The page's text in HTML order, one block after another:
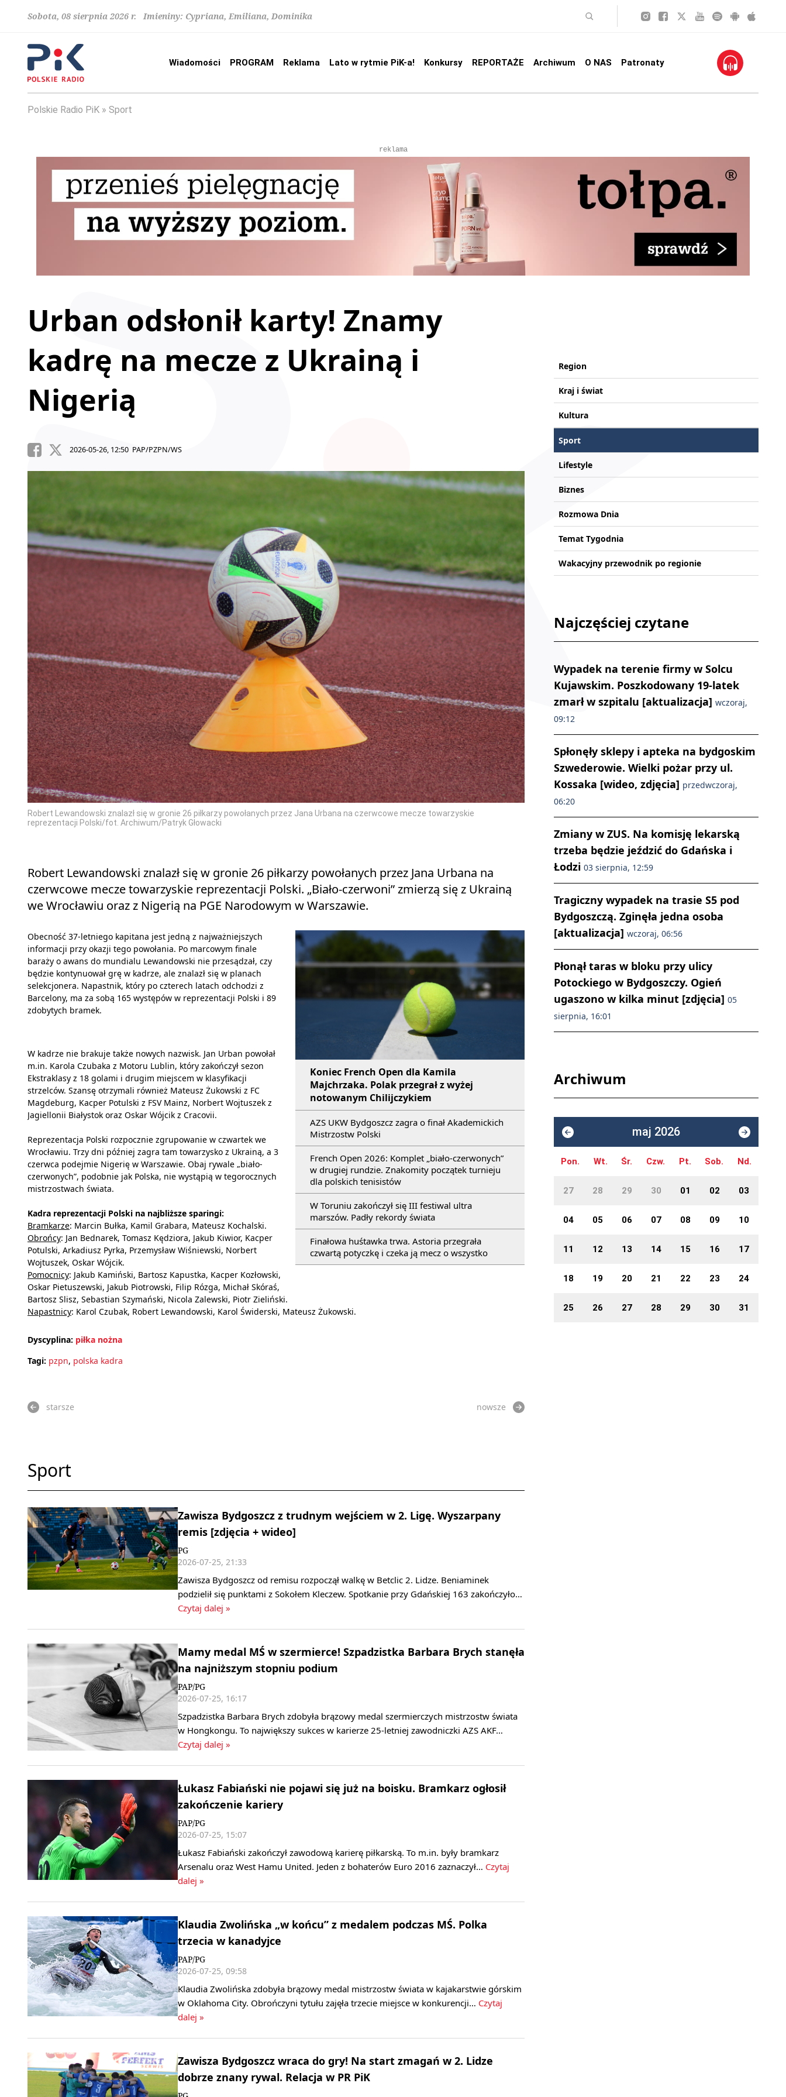
Sobota, 08 sierpnia 2026 r. Imieniny: Cypriana, Emiliana, Dominika
Wiadomości PROGRAM Reklama Lato w rytmie PiK-a! Konkursy REPORTAŻE Archiwum O NAS Patronaty
Polskie Radio PiK Sport
reklama
Urban odsłonił karty! Znamy
kadrę na mecze z Ukrainą i
Nigerią
2026-05-26, 12:50 PAP/PZPN/WS
Robert Lewandowski znalazł się w gronie 26 piłkarzy powołanych przez Jana Urbana na czerwcowe mecze towarzyskie
reprezentacji Polski/fot. Archiwum/Patryk Głowacki
Robert Lewandowski znalazł się w gronie 26 piłkarzy powołanych przez Jana Urbana na
czerwcowe mecze towarzyskie reprezentacji Polski. „Biało-czerwoni” zmierzą się z Ukrainą
we Wrocławiu oraz z Nigerią na PGE Narodowym w Warszawie.
Koniec French Open dla Kamila
Majchrzaka. Polak przegrał z wyżej
notowanym Chilijczykiem
AZS UKW Bydgoszcz zagra o finał Akademickich
Mistrzostw Polski
French Open 2026: Komplet „biało-czerwonych”
w drugiej rundzie. Znakomity początek turnieju
dla polskich tenisistów
W Toruniu zakończył się III festiwal ultra
marszów. Padły rekordy świata
Finałowa huśtawka trwa. Astoria przegrała
czwartą potyczkę i czeka ją mecz o wszystko
Obecność 37-letniego kapitana jest jedną z najważniejszych
informacji przy okazji tego powołania. Po marcowym finale
baraży o awans do mundialu Lewandowski nie przesądzał, czy
będzie kontynuował grę w kadrze, ale znalazł się w planach
selekcjonera. Napastnik, który po czterech latach odchodzi z
Barcelony, ma za sobą 165 występów w reprezentacji Polski i 89
zdobytych bramek.
W kadrze nie brakuje także nowych nazwisk. Jan Urban powołał
m.in. Karola Czubaka z Motoru Lublin, który zakończył sezon
Ekstraklasy z 18 golami i drugim miejscem w klasyfikacji
strzelców. Szansę otrzymali również Mateusz Żukowski z FC
Magdeburg, Kacper Potulski z FSV Mainz, Norbert Wojtuszek z
Jagiellonii Białystok oraz Oskar Wójcik z Cracovii.
Reprezentacja Polski rozpocznie zgrupowanie w czwartek we
Wrocławiu. Trzy dni później zagra tam towarzysko z Ukrainą, a 3
czerwca podejmie Nigerię w Warszawie. Obaj rywale „biało-
czerwonych”, podobnie jak Polska, nie wystąpią w tegorocznych
mistrzostwach świata.
Kadra reprezentacji Polski na najbliższe sparingi:
Bramkarze: Marcin Bułka, Kamil Grabara, Mateusz Kochalski.
Obrońcy: Jan Bednarek, Tomasz Kędziora, Jakub Kiwior, Kacper
Potulski, Arkadiusz Pyrka, Przemysław Wiśniewski, Norbert
Wojtuszek, Oskar Wójcik.
Pomocnicy: Jakub Kamiński, Bartosz Kapustka, Kacper Kozłowski,
Oskar Pietuszewski, Jakub Piotrowski, Filip Rózga, Michał Skóraś,
Bartosz Slisz, Sebastian Szymański, Nicola Zalewski, Piotr Zieliński.
Napastnicy: Karol Czubak, Robert Lewandowski, Karol Świderski, Mateusz Żukowski.
Dyscyplina: piłka nożna
Tagi: pzpn, polska kadra
starsze nowsze
Sport
Zawisza Bydgoszcz z trudnym wejściem w 2. Ligę. Wyszarpany
remis [zdjęcia + wideo]
PG
2026-07-25, 21:33
Zawisza Bydgoszcz od remisu rozpoczął walkę w Betclic 2. Lidze. Beniaminek
podzielił się punktami z Sokołem Kleczew. Spotkanie przy Gdańskiej 163 zakończyło…
Czytaj dalej »
Mamy medal MŚ w szermierce! Szpadzistka Barbara Brych stanęła
na najniższym stopniu podium
PAP/PG
2026-07-25, 16:17
Szpadzistka Barbara Brych zdobyła brązowy medal szermierczych mistrzostw świata
w Hongkongu. To największy sukces w karierze 25-letniej zawodniczki AZS AKF…
Czytaj dalej »
Łukasz Fabiański nie pojawi się już na boisku. Bramkarz ogłosił
zakończenie kariery
PAP/PG
2026-07-25, 15:07
Łukasz Fabiański zakończył zawodową karierę piłkarską. To m.in. były bramkarz
Arsenalu oraz West Hamu United. Jeden z bohaterów Euro 2016 zaznaczył… Czytaj
dalej »
Klaudia Zwolińska „w końcu” z medalem podczas MŚ. Polka
trzecia w kanadyjce
PAP/PG
2026-07-25, 09:58
Klaudia Zwolińska zdobyła brązowy medal mistrzostw świata w kajakarstwie górskim
w Oklahoma City. Obrończyni tytułu zajęła trzecie miejsce w konkurencji… Czytaj
dalej »
Zawisza Bydgoszcz wraca do gry! Na start zmagań w 2. Lidze
dobrze znany rywal. Relacja w PR PiK
Region
Kraj i świat
Kultura
Sport
Lifestyle
Biznes
Rozmowa Dnia
Temat Tygodnia
Wakacyjny przewodnik po regionie
Najczęściej czytane
Wypadek na terenie firmy w Solcu
Kujawskim. Poszkodowany 19-latek
zmarł w szpitalu [aktualizacja] wczoraj,
09:12
Spłonęły sklepy i apteka na bydgoskim
Szwederowie. Wielki pożar przy ul.
Kossaka [wideo, zdjęcia] przedwczoraj,
06:20
Zmiany w ZUS. Na komisję lekarską
trzeba będzie jeździć do Gdańska i
Łodzi 03 sierpnia, 12:59
Tragiczny wypadek na trasie S5 pod
Bydgoszczą. Zginęła jedna osoba
[aktualizacja] wczoraj, 06:56
Płonął taras w bloku przy ulicy
Potockiego w Bydgoszczy. Ogień
ugaszono w kilka minut [zdjęcia] 05
sierpnia, 16:01
Archiwum
maj 2026
Pon. Wt. Śr. Czw. Pt. Sob. Nd.
27 28 29 30 01 02 03
04 05 06 07 08 09 10
11 12 13 14 15 16 17
18 19 20 21 22 23 24
25 26 27 28 29 30 31